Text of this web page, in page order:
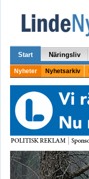
Start Näringsliv
Nyheter Nyhetsarkiv